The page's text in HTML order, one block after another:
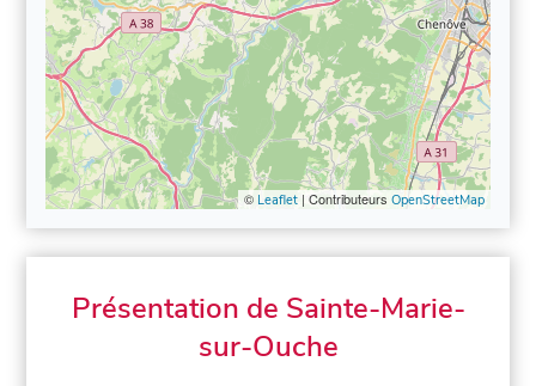
© Leaflet| Contributeurs OpenStreetMap
Présentation de Sainte-Marie-
sur-Ouche